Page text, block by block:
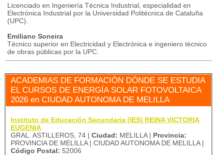
Licenciado en Ingeniería Técnica Industrial, especialidad en
Electrónica Industrial por la Universidad Politécnica de Cataluña
(UPC).
Emiliano Soneira
Técnico superior en Electricidad y Electrónica e ingeniero técnico
de obras públicas por la UPC.
ACADEMIAS DE FORMACIÓN DÓNDE SE ESTUDIA
EL CURSOS DE ENERGÍA SOLAR FOTOVOLTAICA
2026 en CIUDAD AUTONOMA DE MELILLA
Instituto de Educación Secundaria (IES) REINA VICTORIA
EUGENIA
GRAL. ASTILLEROS, 74 | Ciudad: MELILLA | Provincia:
PROVINCIA DE MELILLA | CIUDAD AUTONOMA DE MELILLA |
Código Postal: 52006